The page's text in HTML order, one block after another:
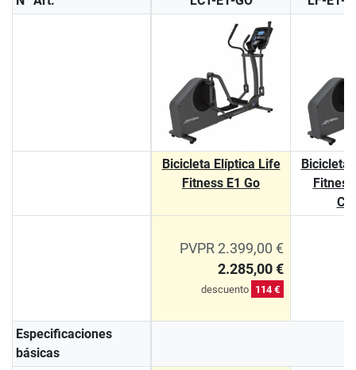
Bicicleta Elíptica Life
Fitness E1 Go
Bicicleta
PVPR 2.399,00 €
2.285,00 €
descuento 114 €
Especificaciones
básicas